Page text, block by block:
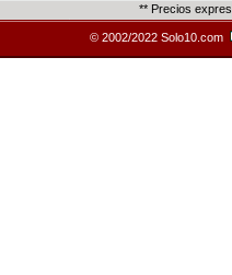
** Precios
© 2002/2022 Solo10.com